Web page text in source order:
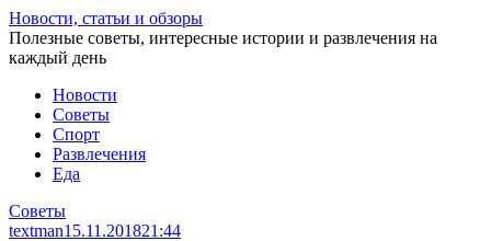
Перейти
к
статье
Новости, статьи и обзоры
Полезные советы, интересные истории и развлечения на
каждый день
Новости
Советы
Спорт
Развлечения
Еда
Советы
textman15.11.201821:44